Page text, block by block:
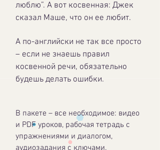
люблю”. А вот косвенная: Джек
сказал Маше, что он ее любит.
А по-английски не так все просто
– если не знаешь правил
косвенной речи, обязательно
будешь делать ошибки.
В пакете – все необходимое: видео
и PDF уроков, рабочая тетрадь с
упражнениями и диалогом,
аудиозадания с ключами.